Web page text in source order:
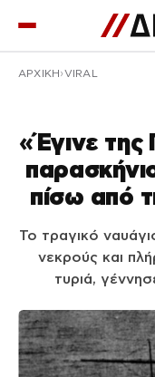
ΑΡΧΙΚΉ VIRAL
«Έγινε της
πίσω από
Το τραγικό
νεκρούς και
τυριά,